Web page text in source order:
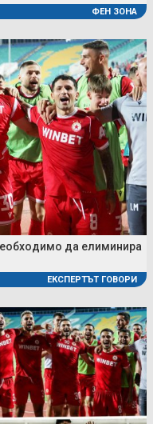
ФЕН ЗОНА
да елиминира
ЕКСПЕРТЪТ ГОВОРИ